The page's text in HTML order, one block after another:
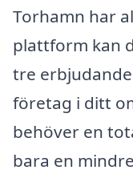
Torhamn har
plattform kan
tre
företag i ditt
behöver en
bara en